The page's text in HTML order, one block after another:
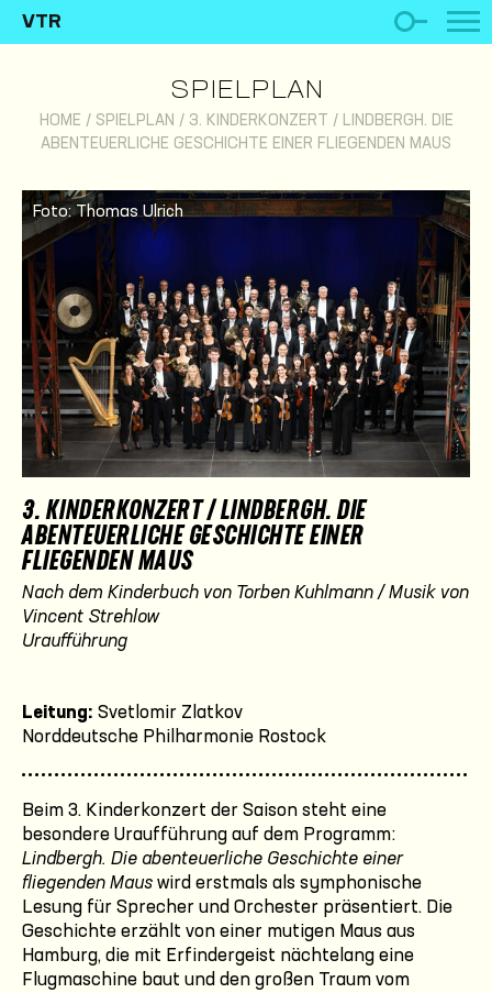
VTR
SPIELPLAN
HOME / SPIELPLAN / 3. KINDERKONZERT / LINDBERGH. DIE
ABENTEUERLICHE GESCHICHTE EINER FLIEGENDEN MAUS
Foto: Thomas Ulrich
3. KINDERKONZERT / LINDBERGH. DIE
ABENTEUERLICHE GESCHICHTE EINER
FLIEGENDEN MAUS
Nach dem Kinderbuch von Torben Kuhlmann / Musik von
Vincent Strehlow
Uraufführung
Leitung: Svetlomir Zlatkov
Norddeutsche Philharmonie Rostock
Beim 3. Kinderkonzert der Saison steht eine
besondere Uraufführung auf dem Programm:
Lindbergh. Die abenteuerliche Geschichte einer
fliegenden Maus wird erstmals als symphonische
Lesung für Sprecher und Orchester präsentiert. Die
Geschichte erzählt von einer mutigen Maus aus
Hamburg, die mit Erfindergeist nächtelang eine
Flugmaschine baut und den großen Traum vom